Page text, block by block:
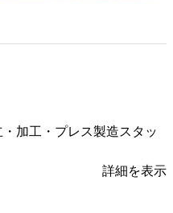
加工・プレス製造スタッ
詳細を表示